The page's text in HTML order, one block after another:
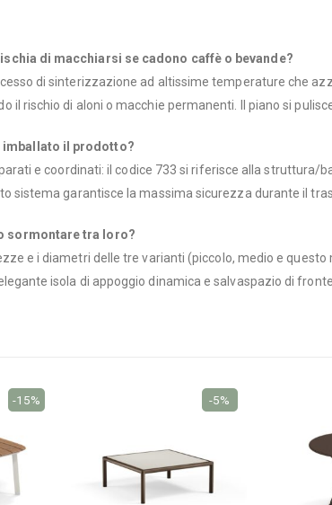
di macchiarsi se cadono caffè o bevande?
di sinterizzazione ad altissime temperature che
rischio di aloni o macchie permanenti. Il piano si
imballato il prodotto?
e coordinati: il codice 733 si riferisce alla
sistema garantisce la massima sicurezza durante il
sormontare tra loro?
e i diametri delle tre varianti (piccolo, medio e
isola di appoggio dinamica e salvaspazio di fronte
-15% -5%